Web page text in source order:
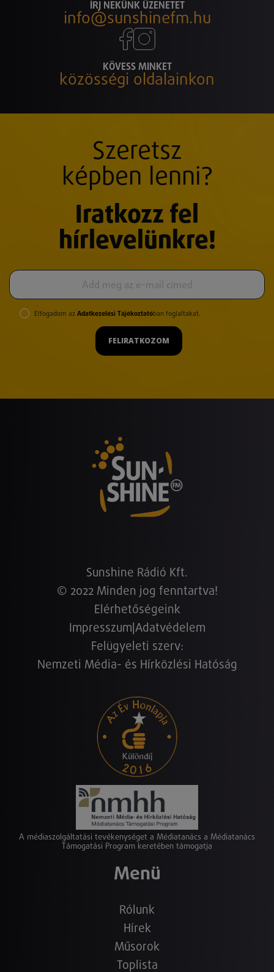
ÍRJ NEKÜNK ÜZENETET
info@sunshinefm.hu
KÖVESS MINKET
közösségi oldalainkon
Szeretsz
képben lenni?
Iratkozz fel
hírlevelünkre!
Elfogadom az Adatkezelési Tájékoztatóban foglaltakat.
FELIRATKOZOM
Sunshine Rádió Kft.
© 2022 Minden jog fenntartva!
Elérhetőségeink
Impresszum Adatvédelem
Felügyeleti szerv:
Nemzeti Média- és Hírközlési Hatóság
A médiaszolgáltatási tevékenységet a Médiatanács a Médiatanács
Támogatási Program keretében támogatja
Menü
Rólunk
Hírek
Műsorok
Toplista